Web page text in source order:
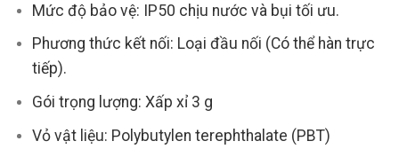
Mức độ bảo vệ: IP50 chịu nước và bụi tối ưu.
Phương thức kết nối: Loại đầu nối (Có thể hàn trực
tiếp).
Gói trọng lượng: Xấp xỉ 3 g
Vỏ vật liệu: Polybutylen terephthalate (PBT)